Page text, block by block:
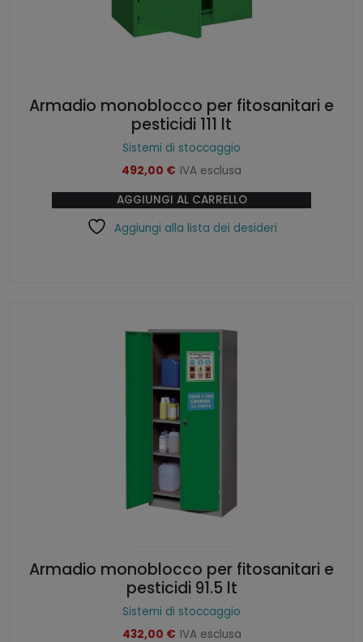
Armadio monoblocco per fitosanitari e
pesticidi 111 lt
Sistemi di stoccaggio
492,00 € IVA esclusa
AGGIUNGI AL CARRELLO
Aggiungi alla lista dei desideri
Armadio monoblocco per fitosanitari e
pesticidi 91.5 lt
Sistemi di stoccaggio
432,00 € IVA esclusa